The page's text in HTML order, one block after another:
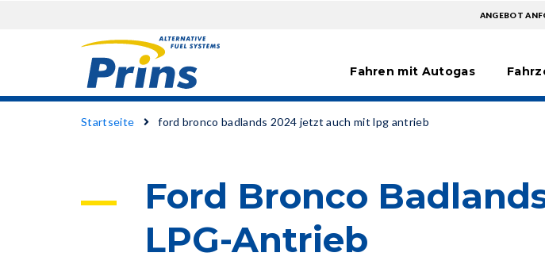
ANGEBOT
Fahren mit Autogas
Pfadnavigation
Startseite ford bronco badlands 2024 jetzt auch mit lpg antrieb
Ford Bronco
LPG-Antrieb